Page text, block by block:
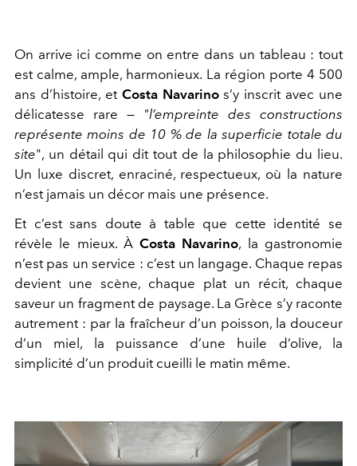
On arrive ici comme on entre dans un tableau : tout
est calme, ample, harmonieux. La région porte 4 500
ans d’histoire, et Costa Navarinos’y inscrit avec une
délicatesse rare — "l’empreinte des constructions
représente moins de 10 % de la superficie totale du
site", un détail qui dit tout de la philosophie du lieu.
Un luxe discret, enraciné, respectueux, où la nature
n’est jamais un décor mais une présence.
Et c’est sans doute à table que cette identité se
révèle le mieux. ÀCosta Navarino, la gastronomie
n’est pas un service : c’est un langage. Chaque repas
devient une scène, chaque plat un récit, chaque
saveur un fragment de paysage. La Grèce s’y raconte
autrement : par la fraîcheur d’un poisson, la douceur
d’un miel, la puissance d’une huile d’olive, la
simplicité d’un produit cueilli le matin même.